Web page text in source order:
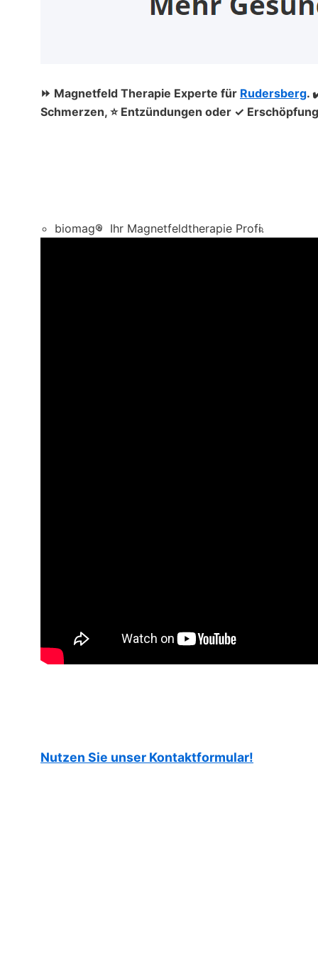
⏩ Magnetfeld Therapie Experte für Rudersberg.
Schmerzen, ⭐ Entzündungen oder ✓
biomag® Ihr Magnetfeldtherapie Profi.
Nutzen Sie unser Kontaktformular!